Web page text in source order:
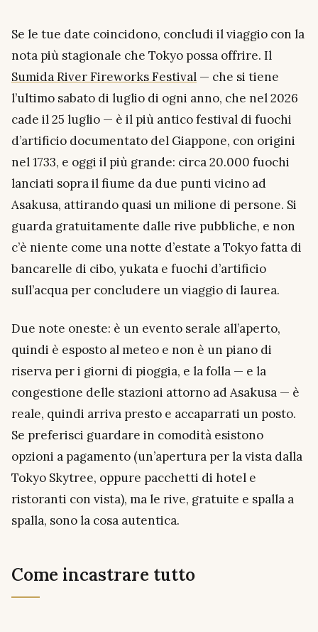
Se le tue date coincidono, concludi il viaggio con la
nota più stagionale che Tokyo possa offrire. Il
Sumida River Fireworks Festival — che si tiene
l’ultimo sabato di luglio di ogni anno, che nel 2026
cade il 25 luglio — è il più antico festival di fuochi
d’artificio documentato del Giappone, con origini
nel 1733, e oggi il più grande: circa 20.000 fuochi
lanciati sopra il fiume da due punti vicino ad
Asakusa, attirando quasi un milione di persone. Si
guarda gratuitamente dalle rive pubbliche, e non
c’è niente come una notte d’estate a Tokyo fatta di
bancarelle di cibo, yukata e fuochi d’artificio
sull’acqua per concludere un viaggio di laurea.
Due note oneste: è un evento serale all’aperto,
quindi è esposto al meteo e non è un piano di
riserva per i giorni di pioggia, e la folla — e la
congestione delle stazioni attorno ad Asakusa — è
reale, quindi arriva presto e accaparrati un posto.
Se preferisci guardare in comodità esistono
opzioni a pagamento (un’apertura per la vista dalla
Tokyo Skytree, oppure pacchetti di hotel e
ristoranti con vista), ma le rive, gratuite e spalla a
spalla, sono la cosa autentica.
Come incastrare tutto